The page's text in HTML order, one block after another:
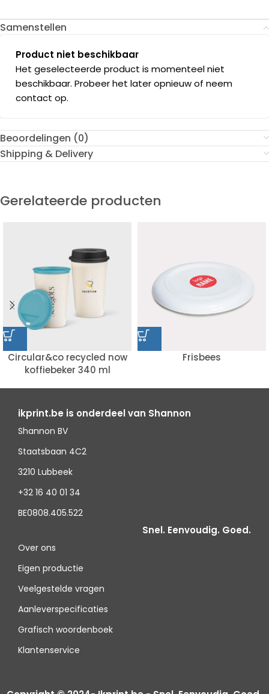
Samenstellen
Product niet beschikbaar
Het geselecteerde product is momenteel niet
beschikbaar. Probeer het later opnieuw of neem
contact op.
Beoordelingen (0)
Shipping & Delivery
Gerelateerde producten
Circular&co recycled now
koffiebeker 340 ml
Frisbees
ikprint.be is onderdeel van Shannon
Shannon BV
Staatsbaan 4C2
3210 Lubbeek
+32 16 40 01 34
BE0808.405.522
Snel. Eenvoudig. Goed.
Over ons
Eigen productie
Veelgestelde vragen
Aanleverspecificaties
Grafisch woordenboek
Klantenservice